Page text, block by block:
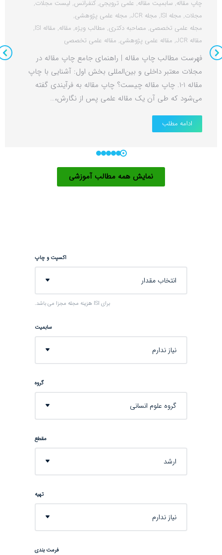
چاپ مقاله, سابمیت مقاله, علمی ترویجی, کنفرانس, لیست مجلات,
مجلات, مجله ISI , مجله JCR , مجله علمی پژوهشی,
مجله علمی تخصصی, مصاحبه دکتری, مطالب ویژه, مقاله, مقاله ISI
,
مقاله JCR
, مقاله علمی پژوهشی, مقاله علمی تخصصی
فهرست مطالب چاپ مقاله | راهنمای جامع چاپ مقاله در
مجلات معتبر داخلی و بین‌المللی بخش اول: آشنایی با چاپ
مقاله 1-1. چاپ مقاله چیست؟ چاپ مقاله به فرآیندی گفته
می‌شود که طی آن یک مقاله علمی پس از نگارش،…
ادامه مطلب
نمایش همه مطالب آموزشی
اکسپت و چاپ
انتخاب مقدار
برای ISI هزینه مجله مجزا می باشد.
سابمیت
نیاز ندارم
گروه
گروه علوم انسانی
مقطع
ارشد
تهیه
نیاز ندارم
فرمت بندی